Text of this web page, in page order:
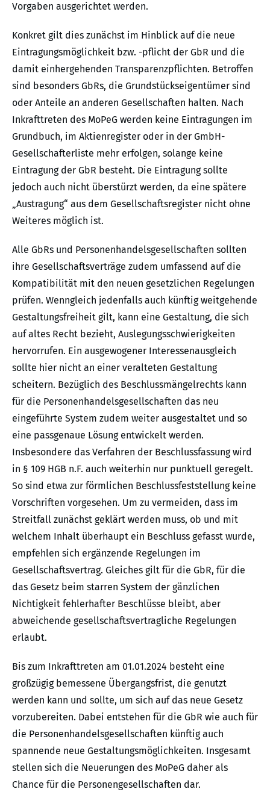
Vorgaben ausgerichtet werden.
Konkret gilt dies zunächst im Hinblick auf die neue
Eintragungsmöglichkeit bzw. -pflicht der GbR und die
damit einhergehenden Transparenzpflichten. Betroffen
sind besonders GbRs, die Grundstückseigentümer sind
oder Anteile an anderen Gesellschaften halten. Nach
Inkrafttreten des MoPeG werden keine Eintragungen im
Grundbuch, im Aktienregister oder in der GmbH-
Gesellschafterliste mehr erfolgen, solange keine
Eintragung der GbR besteht. Die Eintragung sollte
jedoch auch nicht überstürzt werden, da eine spätere
„Austragung“ aus dem Gesellschaftsregister nicht ohne
Weiteres möglich ist.
Alle GbRs und Personenhandelsgesellschaften sollten
ihre Gesellschaftsverträge zudem umfassend auf die
Kompatibilität mit den neuen gesetzlichen Regelungen
prüfen. Wenngleich jedenfalls auch künftig weitgehende
Gestaltungsfreiheit gilt, kann eine Gestaltung, die sich
auf altes Recht bezieht, Auslegungsschwierigkeiten
hervorrufen. Ein ausgewogener Interessenausgleich
sollte hier nicht an einer veralteten Gestaltung
scheitern. Bezüglich des Beschlussmängelrechts kann
für die Personenhandelsgesellschaften das neu
eingeführte System zudem weiter ausgestaltet und so
eine passgenaue Lösung entwickelt werden.
Insbesondere das Verfahren der Beschlussfassung wird
in § 109 HGB n.F. auch weiterhin nur punktuell geregelt.
So sind etwa zur förmlichen Beschlussfeststellung keine
Vorschriften vorgesehen. Um zu vermeiden, dass im
Streitfall zunächst geklärt werden muss, ob und mit
welchem Inhalt überhaupt ein Beschluss gefasst wurde,
empfehlen sich ergänzende Regelungen im
Gesellschaftsvertrag. Gleiches gilt für die GbR, für die
das Gesetz beim starren System der gänzlichen
Nichtigkeit fehlerhafter Beschlüsse bleibt, aber
abweichende gesellschaftsvertragliche Regelungen
erlaubt.
Bis zum Inkrafttreten am 01.01.2024 besteht eine
großzügig bemessene Übergangsfrist, die genutzt
werden kann und sollte, um sich auf das neue Gesetz
vorzubereiten. Dabei entstehen für die GbR wie auch für
die Personenhandelsgesellschaften künftig auch
spannende neue Gestaltungsmöglichkeiten. Insgesamt
stellen sich die Neuerungen des MoPeG daher als
Chance für die Personengesellschaften dar.